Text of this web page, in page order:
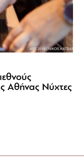
Αθήνας Νύχτες